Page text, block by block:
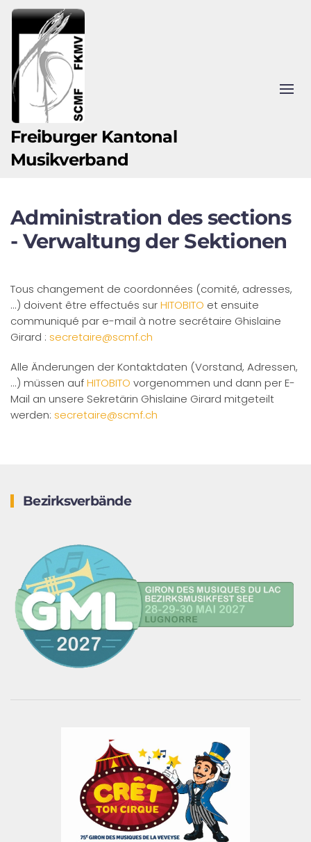
Zum Hauptinhalt springen
Freiburger Kantonal
Musikverband
Administration des sections
- Verwaltung der Sektionen
Tous changement de coordonnées (comité, adresses,
...) doivent être effectués surHITOBITO et ensuite
communiqué par e-mail à notre secrétaire Ghislaine
Girard : secretaire@scmf.ch
Alle Änderungen der Kontaktdaten (Vorstand, Adressen,
...) müssen aufHITOBITO vorgenommen und dann per E-
Mail an unsere Sekretärin Ghislaine Girard mitgeteilt
werden: secretaire@scmf.ch
Bezirksverbände